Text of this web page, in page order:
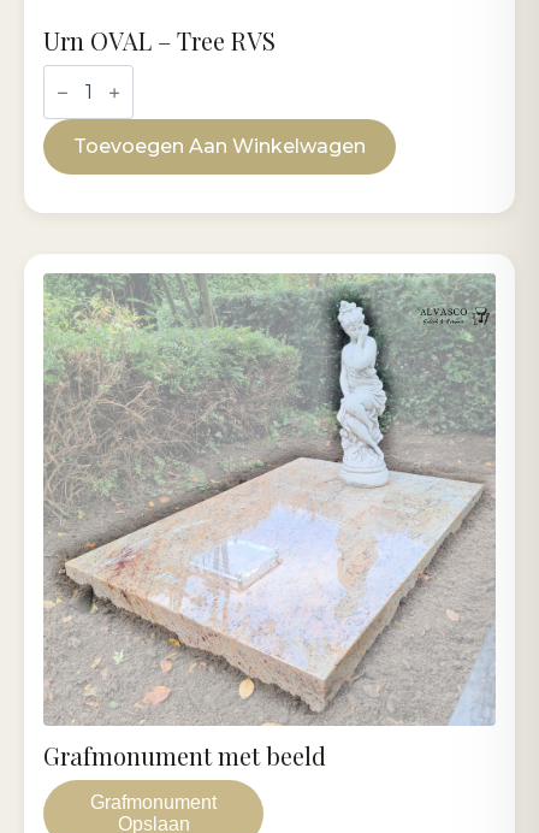
Urn
OVAL
-
Tree
RVS
aantal
Toevoegen Aan Winkelwagen
Urn OVAL – Tree RVS
Grafmonument
Opslaan
Grafmonument met beeld